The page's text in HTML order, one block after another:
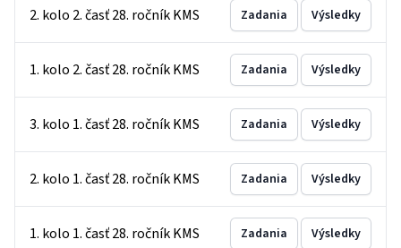
2. kolo 2. časť 28. ročník KMS Zadania Výsledky
1. kolo 2. časť 28. ročník KMS Zadania Výsledky
3. kolo 1. časť 28. ročník KMS Zadania Výsledky
2. kolo 1. časť 28. ročník KMS Zadania Výsledky
1. kolo 1. časť 28. ročník KMS Zadania Výsledky